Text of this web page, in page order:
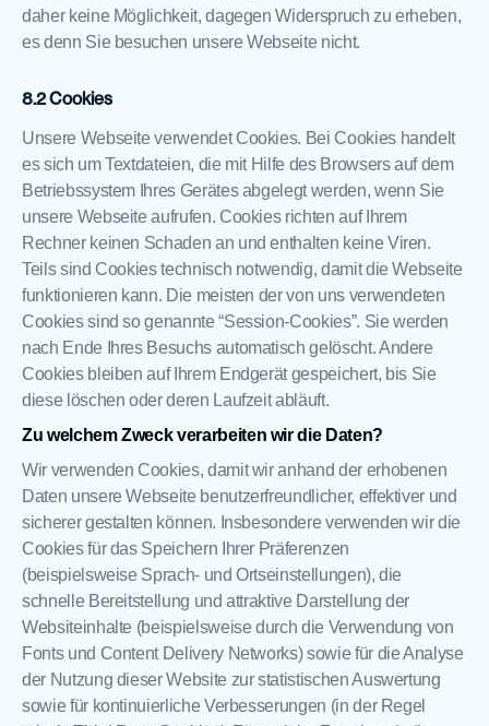
daher keine Möglichkeit, dagegen Widerspruch zu erheben,
es denn Sie besuchen unsere Webseite nicht.
Cookies
Unsere Webseite verwendet Cookies. Bei Cookies handelt
es sich um Textdateien, die mit Hilfe des Browsers auf dem
Betriebssystem Ihres Gerätes abgelegt werden, wenn Sie
unsere Webseite aufrufen. Cookies richten auf Ihrem
Rechner keinen Schaden an und enthalten keine Viren.
Teils sind Cookies technisch notwendig, damit die Webseite
funktionieren kann. Die meisten der von uns verwendeten
Cookies sind so genannte “Session-Cookies”. Sie werden
nach Ende Ihres Besuchs automatisch gelöscht. Andere
Cookies bleiben auf Ihrem Endgerät gespeichert, bis Sie
diese löschen oder deren Laufzeit abläuft.
Zu welchem Zweck verarbeiten wir die Daten?
Wir verwenden Cookies, damit wir anhand der erhobenen
Daten unsere Webseite benutzerfreundlicher, effektiver und
sicherer gestalten können. Insbesondere verwenden wir die
Cookies für das Speichern Ihrer Präferenzen
(beispielsweise Sprach- und Ortseinstellungen), die
schnelle Bereitstellung und attraktive Darstellung der
Websiteinhalte (beispielsweise durch die Verwendung von
Fonts und Content Delivery Networks) sowie für die Analyse
der Nutzung dieser Website zur statistischen Auswertung
sowie für kontinuierliche Verbesserungen (in der Regel